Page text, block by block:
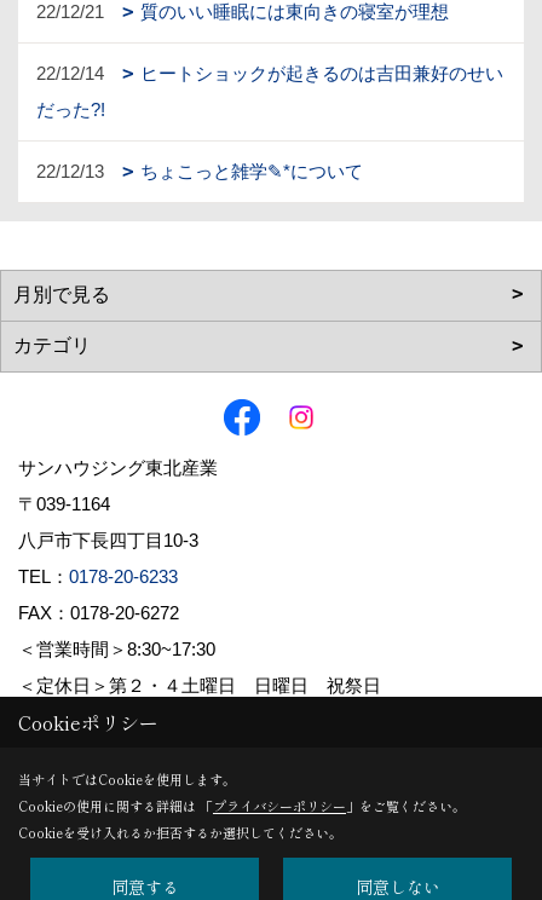
22/12/21 質のいい睡眠には東向きの寝室が理想
22/12/14
ヒートショックが起きるのは吉田兼好のせい
だった?!
22/12/13 ちょこっと雑学✎*について
サンハウジング東北産業
〒039-1164
八戸市下長四丁目10-3
TEL： 0178-20-6233
FAX：0178-20-6272
＜営業時間＞8:30~17:30
＜定休日＞第２・４土曜日 日曜日 祝祭日
Copyright (c) 株式会社東北産業. All Rights Reserved.
Produced byゴデスクリエイト
Cookieポリシー
当サイトではCookieを使用します。
Cookieの使用に関する詳細は 「プライバシーポリシー 」をご覧ください。
Cookieを受け入れるか拒否するか選択してください。
同意する 同意しない